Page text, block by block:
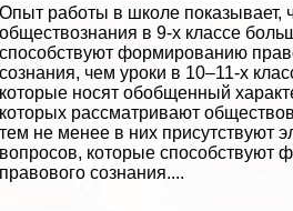
Опыт работы в школе показывает,
обществознания в 9-х классе
способствуют формированию
сознания, чем уроки в 10–11-х
которые носят обобщенный
которых рассматривают
тем не менее в них присутствуют
вопросов, которые способствуют
правового сознания....